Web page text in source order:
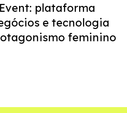
plataforma
e tecnologia
feminino